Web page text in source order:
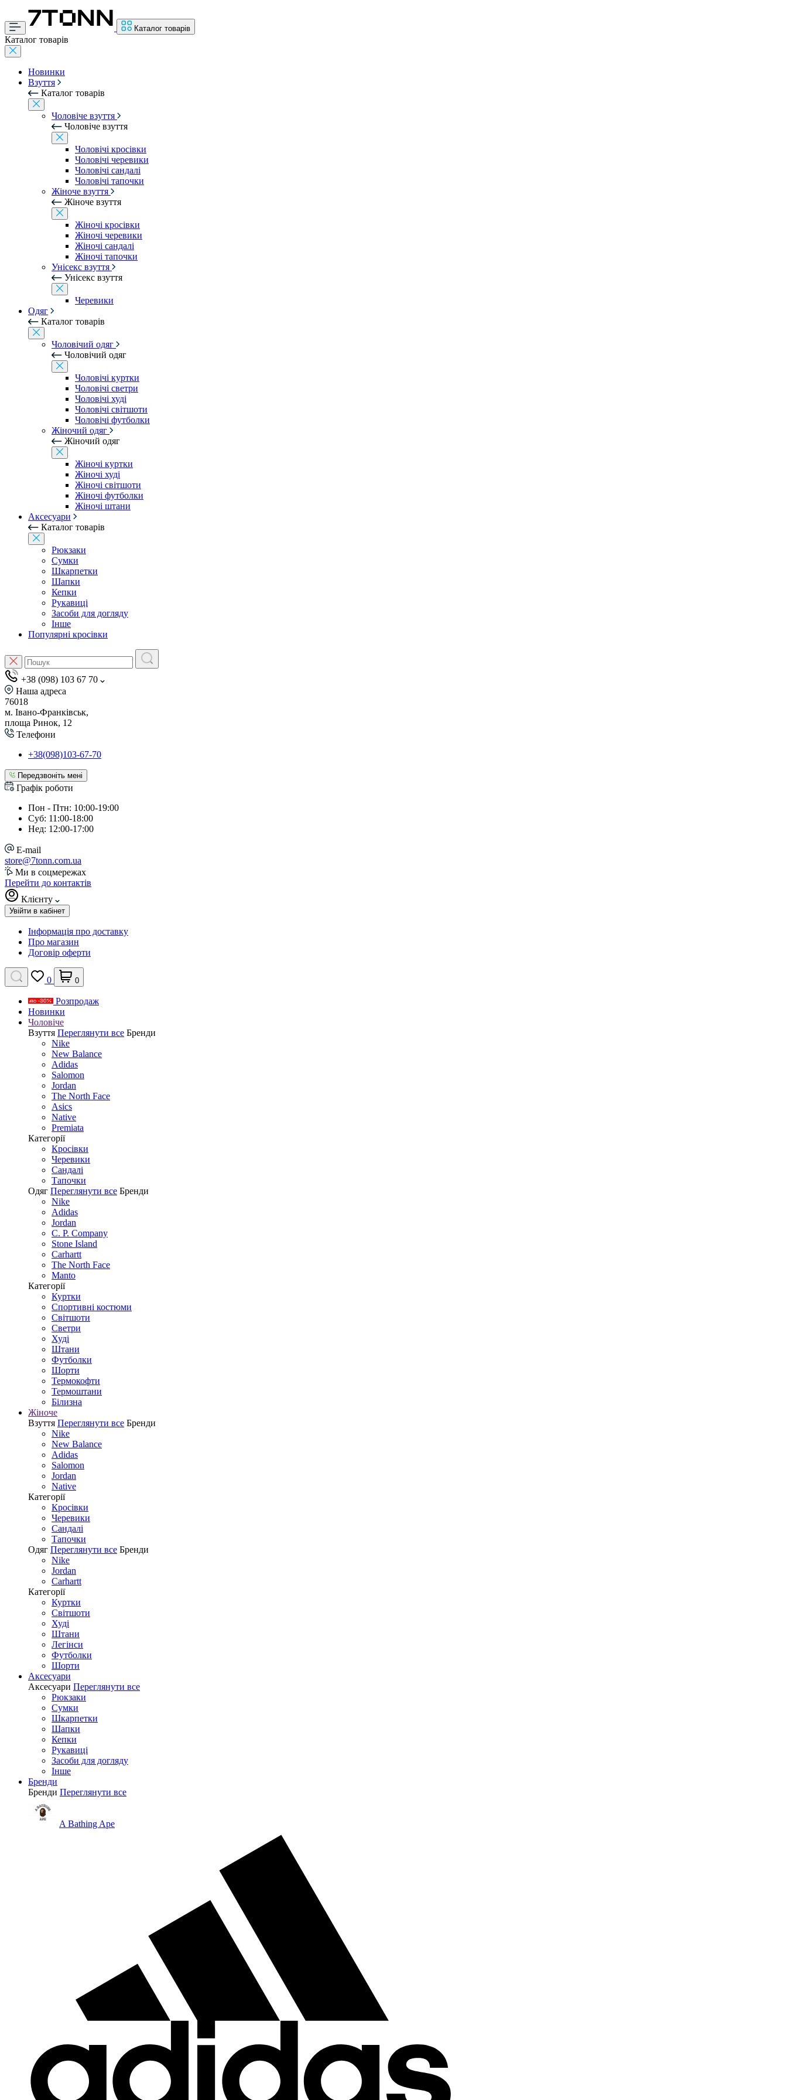
Каталог товарів
Каталог товарів
Новинки
Взуття
Каталог товарів
Чоловіче взуття
Чоловіче взуття
Чоловічі кросівки
Чоловічі черевики
Чоловічі сандалі
Чоловічі тапочки
Жіноче взуття
Жіноче взуття
Жіночі кросівки
Жіночі черевики
Жіночі сандалі
Жіночі тапочки
Унісекс взуття
Унісекс взуття
Черевики
Одяг
Каталог товарів
Чоловічий одяг
Чоловічий одяг
Чоловічі куртки
Чоловічі светри
Чоловічі худі
Чоловічі світшоти
Чоловічі футболки
Жіночий одяг
Жіночий одяг
Жіночі куртки
Жіночі худі
Жіночі світшоти
Жіночі футболки
Жіночі штани
Аксесуари
Каталог товарів
Рюкзаки
Сумки
Шкарпетки
Шапки
Кепки
Рукавиці
Засоби для догляду
Інше
Популярні кросівки
+38 (098) 103 67 70
Наша адреса
76018
м. Івано-Франківськ,
площа Ринок, 12
Телефони
+38(098)103-67-70
Передзвоніть мені
Графік роботи
Пон - Птн: 10:00-19:00
Суб: 11:00-18:00
Нед: 12:00-17:00
E-mail
store@7tonn.com.ua
Ми в соцмережах
Перейти до контактів
Клієнту
Увійти в кабінет
Інформація про доставку
Про магазин
Договір оферти
0 0
Розпродаж
Новинки
Чоловіче
Взуття Переглянути все Бренди
Nike
New Balance
Adidas
Salomon
Jordan
The North Face
Asics
Native
Premiata
Категорії
Кросівки
Черевики
Сандалі
Tапочки
Одяг Переглянути все Бренди
Nike
Adidas
Jordan
C. P. Company
Stone Island
Carhartt
The North Face
Manto
Категорії
Куртки
Спортивні костюми
Світшоти
Светри
Худі
Штани
Футболки
Шорти
Термокофти
Термоштани
Білизна
Жіноче
Взуття Переглянути все Бренди
Nike
New Balance
Adidas
Salomon
Jordan
Native
Категорії
Кросівки
Черевики
Сандалі
Tапочки
Одяг Переглянути все Бренди
Nike
Jordan
Carhartt
Категорії
Куртки
Світшоти
Худі
Штани
Легінси
Футболки
Шорти
Аксесуари
Аксесуари Переглянути все
Рюкзаки
Сумки
Шкарпетки
Шапки
Кепки
Рукавиці
Засоби для догляду
Інше
Бренди
Бренди Переглянути все
A Bathing Ape